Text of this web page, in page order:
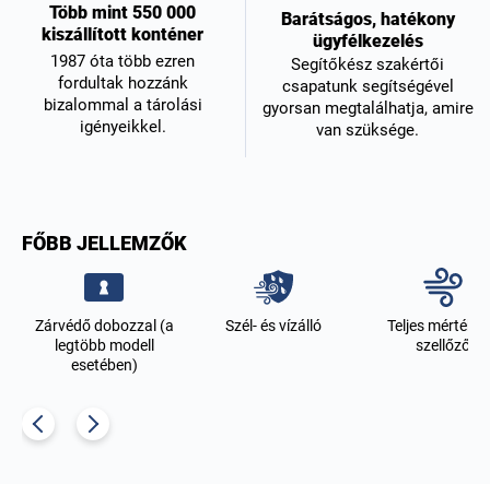
Több mint 550 000
kiszállított konténer
1987 óta több ezren
fordultak hozzánk
bizalommal a tárolási
igényeikkel.
Barátságos, hatékony
ügyfélkezelés
Segítőkész szakértői
csapatunk segítségével
gyorsan megtalálhatja, amire
van szüksége.
FŐBB JELLEMZŐK
Zárvédő dobozzal (a
legtöbb modell
esetében)
Szél- és vízálló
Teljes
szellőző